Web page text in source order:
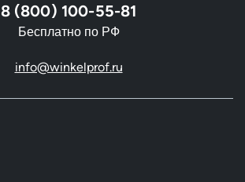
8 (800) 100-55-81
Бесплатно по РФ
info@winkelprof.ru